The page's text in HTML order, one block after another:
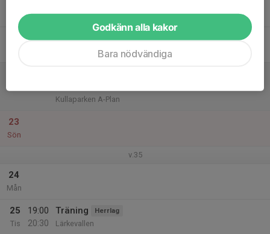
20:30
Lärkevallen
Kullaparken A-Plan
23
Sön
v.35
24
Mån
25
Tis
19:00
20:30
Träning Herrlag
Lärkevallen
Godkänn alla kakor
Bara nödvändiga